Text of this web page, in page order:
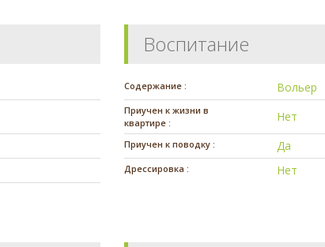
Воспитание
Содержание : Вольер
Приучен к жизни в
квартире :
Нет
Приучен к поводку : Да
Дрессировка : Нет